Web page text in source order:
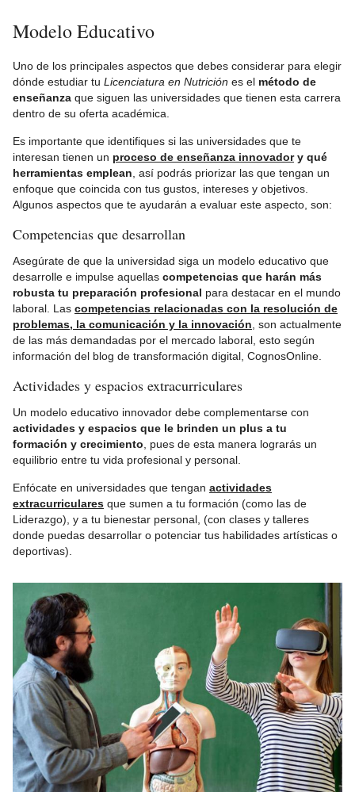
Modelo Educativo
Uno de los principales aspectos que debes considerar para elegir
dónde estudiar tu Licenciatura en Nutrición es el método de
enseñanza que siguen las universidades que tienen esta carrera
dentro de su oferta académica.
Es importante que identifiques si las universidades que te
interesan tienen un proceso de enseñanza innovador y qué
herramientas emplean , así podrás priorizar las que tengan un
enfoque que coincida con tus gustos, intereses y objetivos.
Algunos aspectos que te ayudarán a evaluar este aspecto, son:
Competencias que desarrollan
Asegúrate de que la universidad siga un modelo educativo que
desarrolle e impulse aquellas competencias que harán más
robusta tu preparación profesional para destacar en el mundo
laboral. Las competencias relacionadas con la resolución de
problemas, la comunicación y la innovación , son actualmente
de las más demandadas por el mercado laboral, esto según
información del blog de transformación digital, CognosOnline.
Actividades y espacios extracurriculares
Un modelo educativo innovador debe complementarse con
actividades y espacios que le brinden un plus a tu
formación y crecimiento , pues de esta manera lograrás un
equilibrio entre tu vida profesional y personal.
Enfócate en universidades que tengan actividades
extracurriculares que sumen a tu formación (como las de
Liderazgo), y a tu bienestar personal, (con clases y talleres
donde puedas desarrollar o potenciar tus habilidades artísticas o
deportivas).